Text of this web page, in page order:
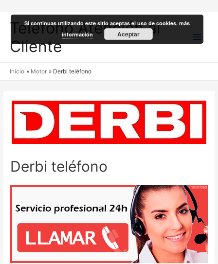
Teléfono Atención al
Cliente
Inicio Motor Derbi teléfono
Derbi teléfono
Si continuas utilizando este sitio aceptas el uso de cookies.más
información
Aceptar